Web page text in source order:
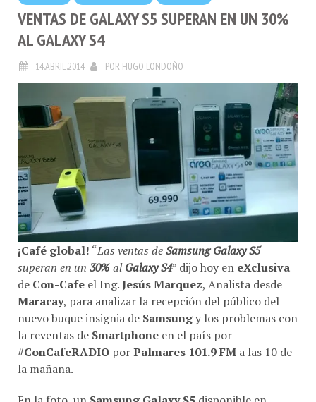
VENTAS DE GALAXY S5 SUPERAN EN UN 30%
AL GALAXY S4
14.ABRIL.2014 POR HUGO LONDOÑO
¡Café global!“Las ventas deSamsung Galaxy S5
superan en un 30% al Galaxy S4” dijo hoy en
eXclusiva
deCon-Cafe el Ing. Jesús Marquez
, Analista desde
Maracay
, para analizar la recepción del público del
nuevo buque insignia de Samsung
y los problemas con
la reventas de Smartphone
en el país por
#ConCafeRADIO por Palmares 101.9 FM a las 10 de
la mañana.
En la foto, un Samsung Galaxy S5 disponible en